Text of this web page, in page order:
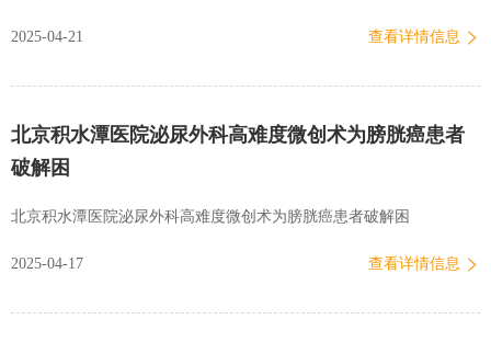
时完整保留器官功能。相较于传统外科手术，该方法无需切除…
2025-04-21 查看详情信息
北京积水潭医院泌尿外科高难度微创术为膀胱癌患者
破解困
北京积水潭医院泌尿外科高难度微创术为膀胱癌患者破解困
2025-04-17 查看详情信息